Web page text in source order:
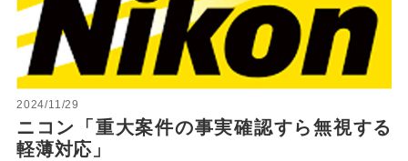
2024/11/29
ニコン「重大案件の事実確認すら無視する
軽薄対応」